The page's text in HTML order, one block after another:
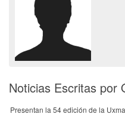
Noticias Escritas por
Presentan la 54 edición de la